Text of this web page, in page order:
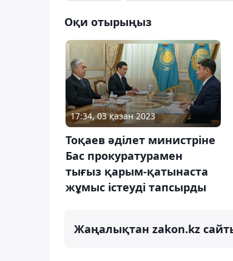
Оқи отырыңыз
17:34, 03 қазан 2023
Тоқаев әділет министріне
Бас прокуратурамен
тығыз қарым-қатынаста
жұмыс істеуді тапсырды
Жаңалықтан zakon.kz